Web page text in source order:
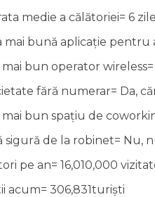
medie a călătoriei= 6 zile
mai bună aplicație pentru
mai bun operator
fără numerar= Da,
mai bun spațiu de
sigură de la robinet= Nu,
pe an= 16,010,000
acum= 306,831turiști